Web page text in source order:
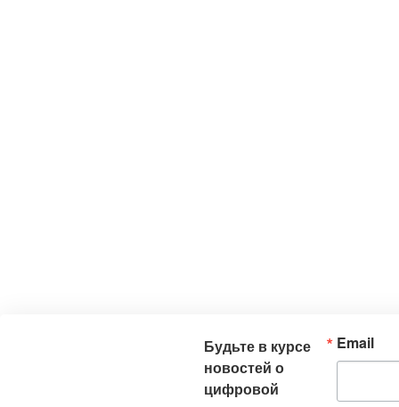
Будьте в курсе
новостей о
цифровой
Email